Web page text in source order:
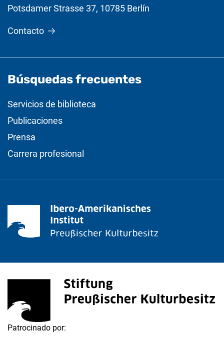
Potsdamer Strasse 37, 10785 Berlín
Contacto
Búsquedas frecuentes
Servicios de biblioteca
Publicaciones
Prensa
Carrera profesional
<span lang="de">Stiftung Preußischer Kulturbesitz</
(enlace externo, abre una nueva ventana)
Patrocinado por: